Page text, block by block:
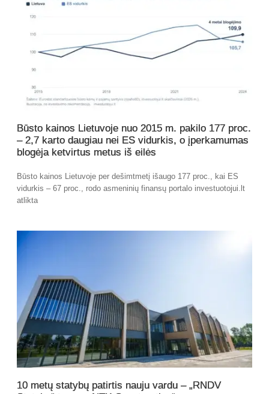
Būsto kainos Lietuvoje nuo 2015 m. pakilo 177 proc.
– 2,7 karto daugiau nei ES vidurkis, o įperkamumas
blogėja ketvirtus metus iš eilės
Būsto kainos Lietuvoje per dešimtmetį išaugo 177 proc., kai ES
vidurkis – 67 proc., rodo asmeninių finansų portalo investuotojui.lt
atlikta
10 metų statybų patirtis nauju vardu – „RNDV